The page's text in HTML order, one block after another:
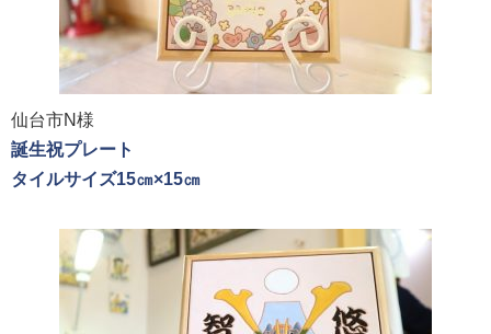
仙台市N様
誕生祝プレート
タイルサイズ15㎝×15㎝